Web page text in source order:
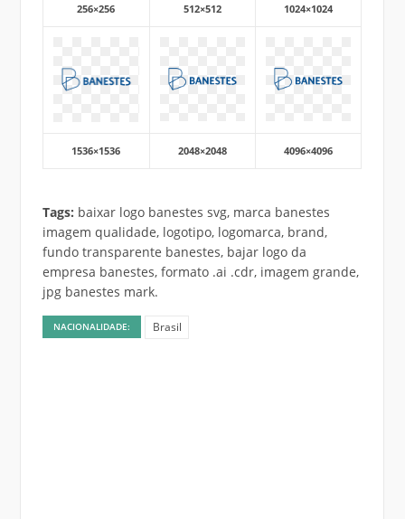
256×256 512×512 1024×1024
1536×1536 2048×2048 4096×4096
Tags: baixar logo banestes svg, marca banestes
imagem qualidade, logotipo, logomarca, brand,
fundo transparente banestes, bajar logo da
empresa banestes, formato .ai .cdr, imagem grande,
jpg banestes mark.
NACIONALIDADE: Brasil